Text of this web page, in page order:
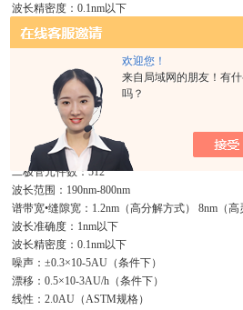
欢迎您！
来自局域网的朋友！有
吗？
波长精密度：0.1nm以下
噪声：±0.25×10-5AU（条件下）
线性：2.5AU（ASTM规格）
功能：190nm-370nm或371nm以上双波长检测，
池：光路长：10mm，容量：12mL、耐压：12MPa
SPD-M20A
光源：D2灯、W灯
二极管元件数：512
波长范围：190nm-800nm
谱带宽•缝隙宽：1.2nm（高分解方式） 8nm（高
波长准确度：1nm以下
波长精密度：0.1nm以下
噪声：±0.3×10-5AU（条件下）
漂移：0.5×10-3AU/h（条件下）
线性：2.0AU（ASTM规格）